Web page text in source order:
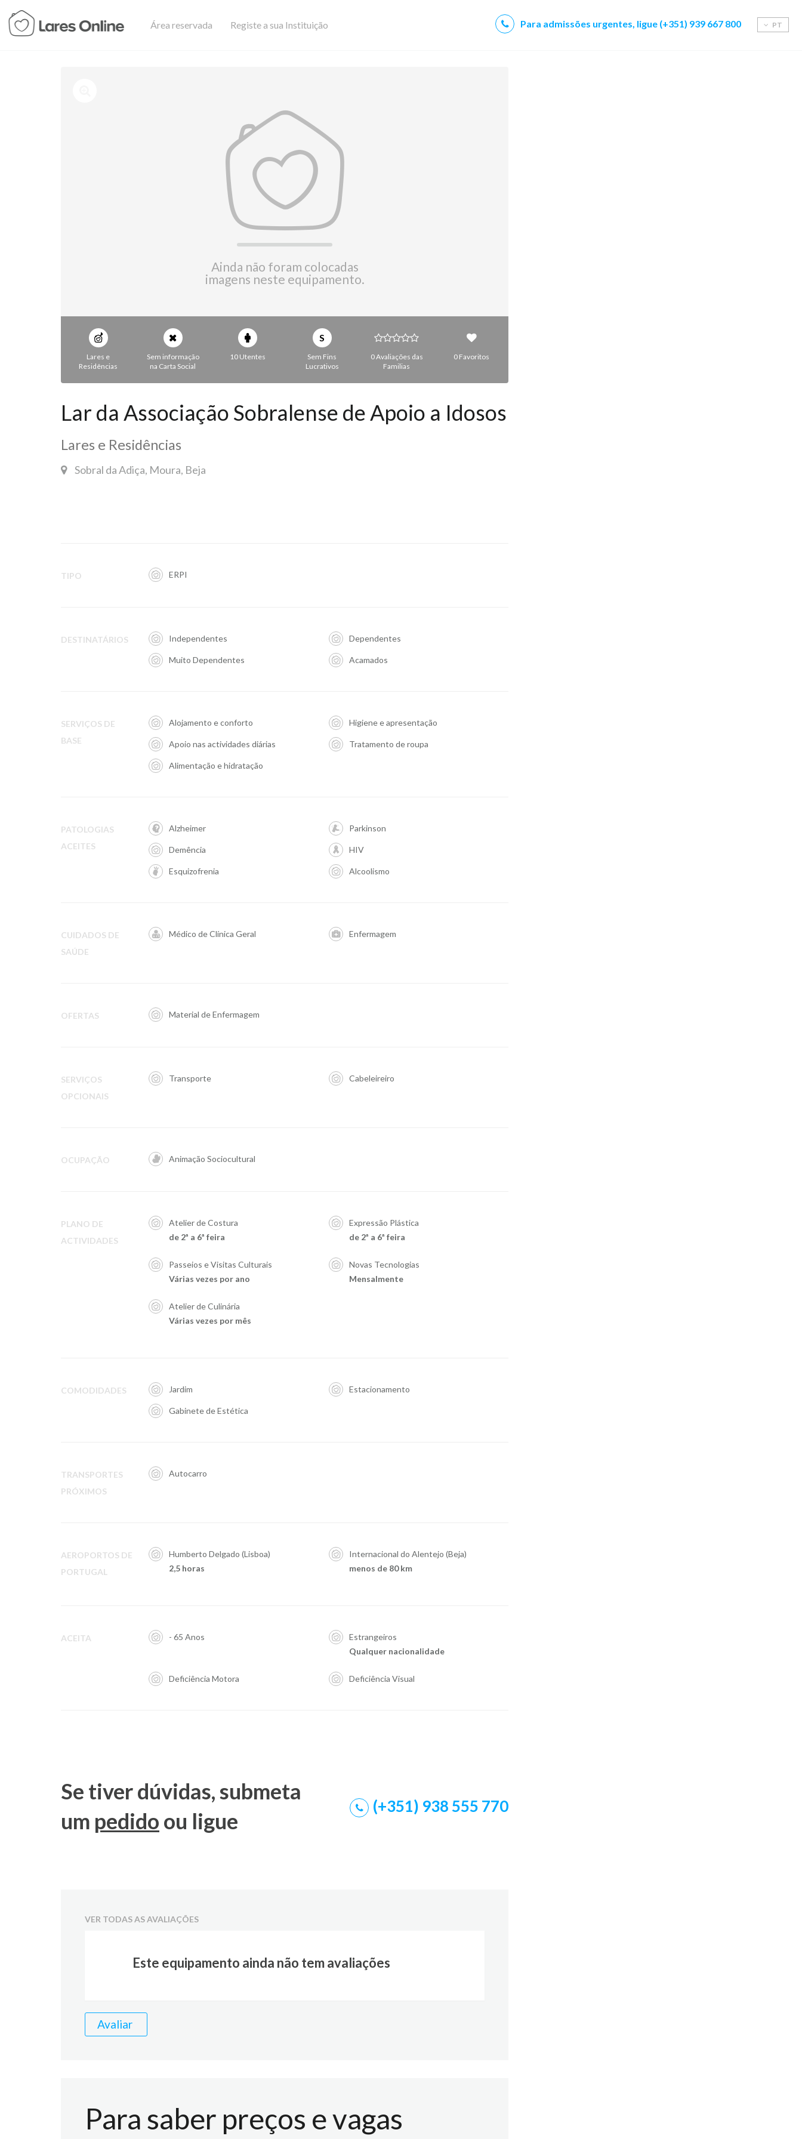
Área reservada Registe a sua Instituição PT
Para admissões urgentes, ligue (+351) 939 667 800
Ainda não foram colocadas
imagens neste equipamento.
Lares e
Residências
Sem informação
na Carta Social
10 Utentes
S
Sem Fins
Lucrativos
0 Avaliações das
Familias
0 Favoritos
Lar da Associação Sobralense de Apoio a Idosos
Lares e Residências
Sobral da Adiça, Moura, Beja
TIPO ERPI
DESTINATÁRIOS Independentes Dependentes
Muito Dependentes Acamados
SERVIÇOS DE
BASE
Alojamento e conforto Higiene e apresentação
Apoio nas actividades diárias Tratamento de roupa
Alimentação e hidratação
PATOLOGIAS
ACEITES
Alzheimer Parkinson
Demência HIV
Esquizofrenia Alcoolismo
CUIDADOS DE
SAÚDE
Médico de Clínica Geral Enfermagem
OFERTAS Material de Enfermagem
SERVIÇOS
OPCIONAIS
Transporte Cabeleireiro
OCUPAÇÃO Animação Sociocultural
PLANO DE
ACTIVIDADES
Atelier de Costura
de 2ª a 6ª feira
Expressão Plástica
de 2ª a 6ª feira
Passeios e Visitas Culturais
Várias vezes por ano
Novas Tecnologias
Mensalmente
Atelier de Culinária
Várias vezes por mês
COMODIDADES Jardim Estacionamento
Gabinete de Estética
TRANSPORTES
PRÓXIMOS
Autocarro
AEROPORTOS DE
PORTUGAL
Humberto Delgado (Lisboa)
2,5 horas
Internacional do Alentejo (Beja)
menos de 80 km
ACEITA - 65 Anos
Estrangeiros
Qualquer nacionalidade
Deficiência Motora Deficiência Visual
Se tiver dúvidas, submeta
um pedido ou ligue
(+351) 938 555 770
VER TODAS AS AVALIAÇÕES
Este equipamento ainda não tem avaliações
Avaliar
Para saber preços e vagas